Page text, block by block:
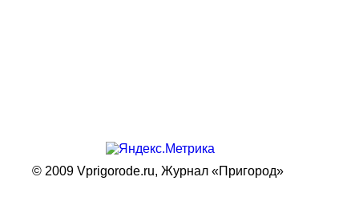
© 2009 Vprigorode.ru, Журнал «Пригород»